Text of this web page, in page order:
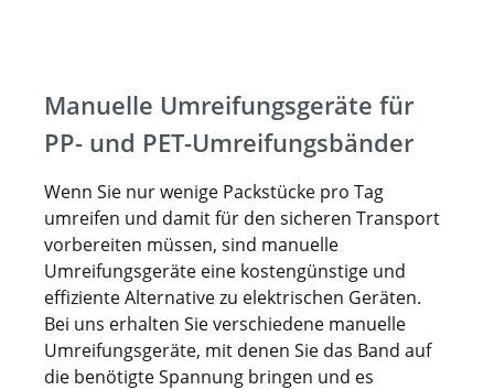
Manuelle Umreifungsgeräte für
PP- und PET-Umreifungsbänder
Wenn Sie nur wenige Packstücke pro Tag
umreifen und damit für den sicheren Transport
vorbereiten müssen, sind manuelle
Umreifungsgeräte eine kostengünstige und
effiziente Alternative zu elektrischen Geräten.
Bei uns erhalten Sie verschiedene manuelle
Umreifungsgeräte, mit denen Sie das Band auf
die benötigte Spannung bringen und es